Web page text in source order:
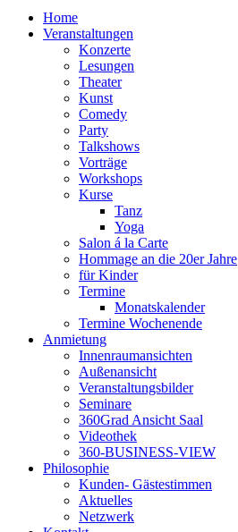
Home
Veranstaltungen
Konzerte
Lesungen
Theater
Kunst
Comedy
Party
Talkshows
Vorträge
Workshops
Kurse
Tanz
Yoga
Salon á la Carte
Hommage an die 20er Jahre
für Kinder
Termine
Monatskalender
Termine Wochenende
Anmietung
Innenraumansichten
Außenansicht
Veranstaltungsbilder
Seminare
360Grad Ansicht Saal
Videothek
360-BUSINESS-VIEW
Philosophie
Kunden- Gästestimmen
Aktuelles
Netzwerk